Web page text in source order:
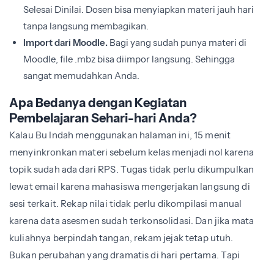
Selesai Dinilai. Dosen bisa menyiapkan materi jauh hari
tanpa langsung membagikan.
Import dari Moodle.Bagi yang sudah punya materi di
Moodle, file .mbz bisa diimpor langsung. Sehingga
sangat memudahkan Anda.
Apa Bedanya dengan Kegiatan
Pembelajaran Sehari-hari Anda?
Kalau Bu Indah menggunakan halaman ini, 15 menit
menyinkronkan materi sebelum kelas menjadi nol karena
topik sudah ada dari RPS. Tugas tidak perlu dikumpulkan
lewat email karena mahasiswa mengerjakan langsung di
sesi terkait. Rekap nilai tidak perlu dikompilasi manual
karena data asesmen sudah terkonsolidasi. Dan jika mata
kuliahnya berpindah tangan, rekam jejak tetap utuh.
Bukan perubahan yang dramatis di hari pertama. Tapi